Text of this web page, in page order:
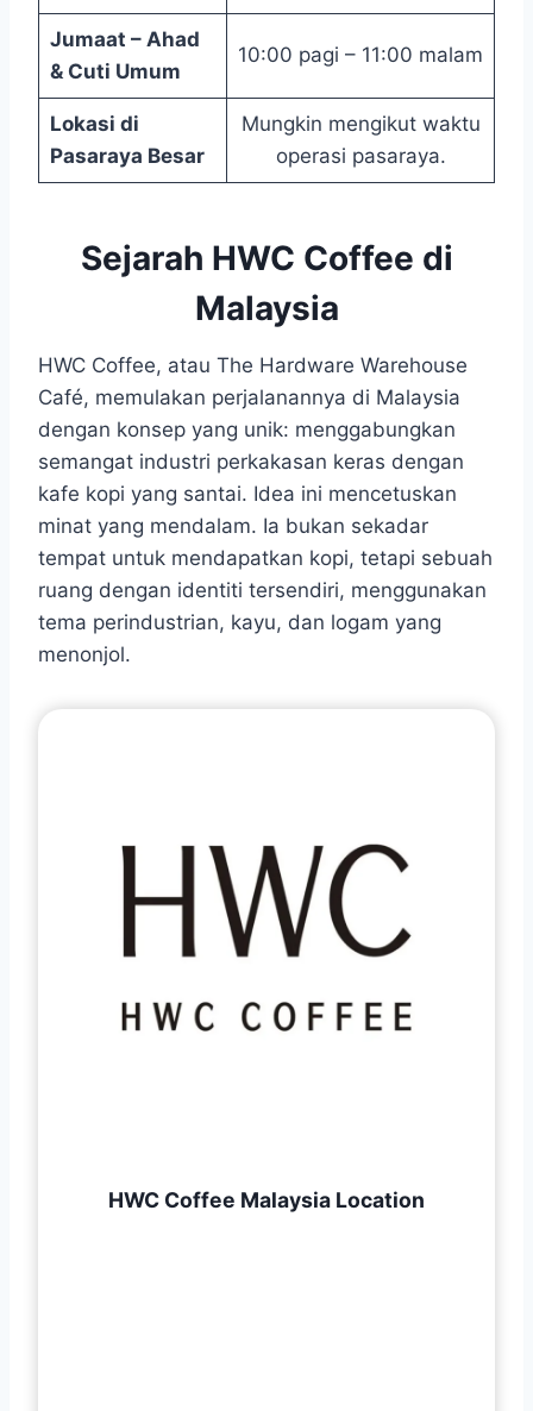
Jumaat – Ahad
& Cuti Umum
10:00 pagi – 11:00 malam
Lokasi di
Pasaraya Besar
Mungkin mengikut waktu
operasi pasaraya.
Sejarah HWC Coffee di
Malaysia
HWC Coffee, atau The Hardware Warehouse
Café, memulakan perjalanannya di Malaysia
dengan konsep yang unik: menggabungkan
semangat industri perkakasan keras dengan
kafe kopi yang santai. Idea ini mencetuskan
minat yang mendalam. Ia bukan sekadar
tempat untuk mendapatkan kopi, tetapi sebuah
ruang dengan identiti tersendiri, menggunakan
tema perindustrian, kayu, dan logam yang
menonjol.
HWC Coffee Malaysia Location